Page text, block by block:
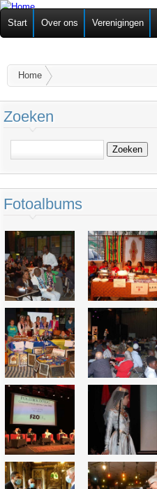
Federatie van
Zelforganisaties
Start Over ons Verenigingen
U bent hier
Home
Zoeken
Fotoalbums